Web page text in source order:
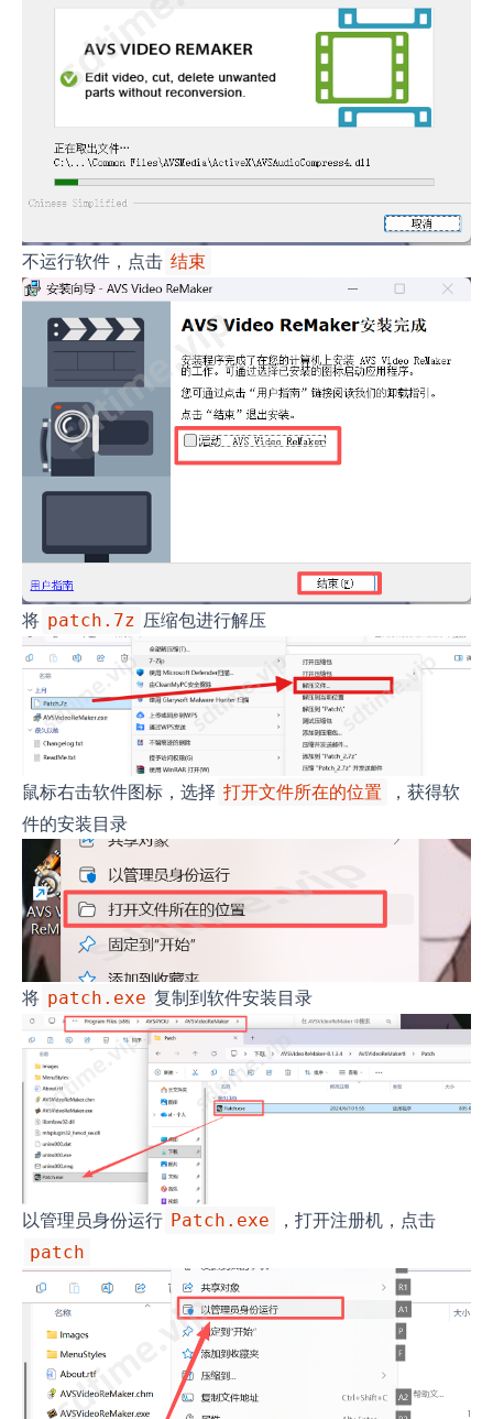
不运行软件，点击 结束
将 patch.7z 压缩包进行解压
鼠标右击软件图标，选择 打开文件所在的位置
，获得软
件的安装目录
将 patch.exe 复制到软件安装目录
以管理员身份运行 Patch.exe ，打开注册机，点击
patch